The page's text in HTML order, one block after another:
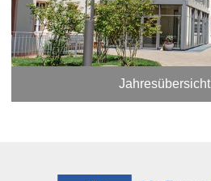
Jahresübersicht